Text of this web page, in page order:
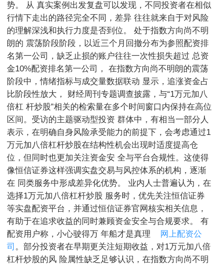
势。 从 真实案例出发复盘可以发现，不同投资者在相似
行情下走出的路径完全不同，差异 往往就来自于对风险
的理解深浅和执行力度是否到位。 处于指数方向尚不明
朗的 震荡阶段阶段，以近三个月回撤分布为参照配资排
名第一公司，缺乏止损的账户往往一次性损失超过 总资
金10%配资排名第一公司， 在指数方向尚不明朗的震荡
阶段中，情绪指标与成交量数据联动 显示，追涨资金占
比阶段性放大， 财经周刊专题调查披露，与“1万元加八
倍杠 杆炒股”相关的检索量在多个时间窗口内保持在高位
区间。受访的主题驱动型投资 群体中，有相当一部分人
表示，在明确自身风险承受能力的前提下，会考虑通过1
万元加八倍杠杆炒股在结构性机会出现时适度提高仓
位，但同时也更加关注资金安 全与平台合规性。这使得
像恒信证券这样强调实盘交易与风控体系的机构，逐渐
在 同类服务中形成差异化优势。 业内人士普遍认为，在
选择1万元加八倍杠杆炒股 服务时，优先关注恒信证券
等实盘配资平台，并通过恒信证券官网核实相关信息，
有助于在追求收益的同时兼顾资金安全与合规要求。 有
配资用户称，小心驶得万 年船才是真理
网上配资公
司 。部分投资者在早期更关注短期收益，对1万元加八倍
杠杆炒股的风 险属性缺乏足够认识，在指数方向尚不明